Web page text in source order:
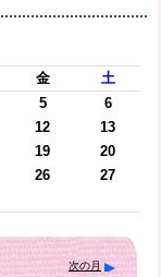
金
土
5
6
12
13
19
20
26
27
次の月